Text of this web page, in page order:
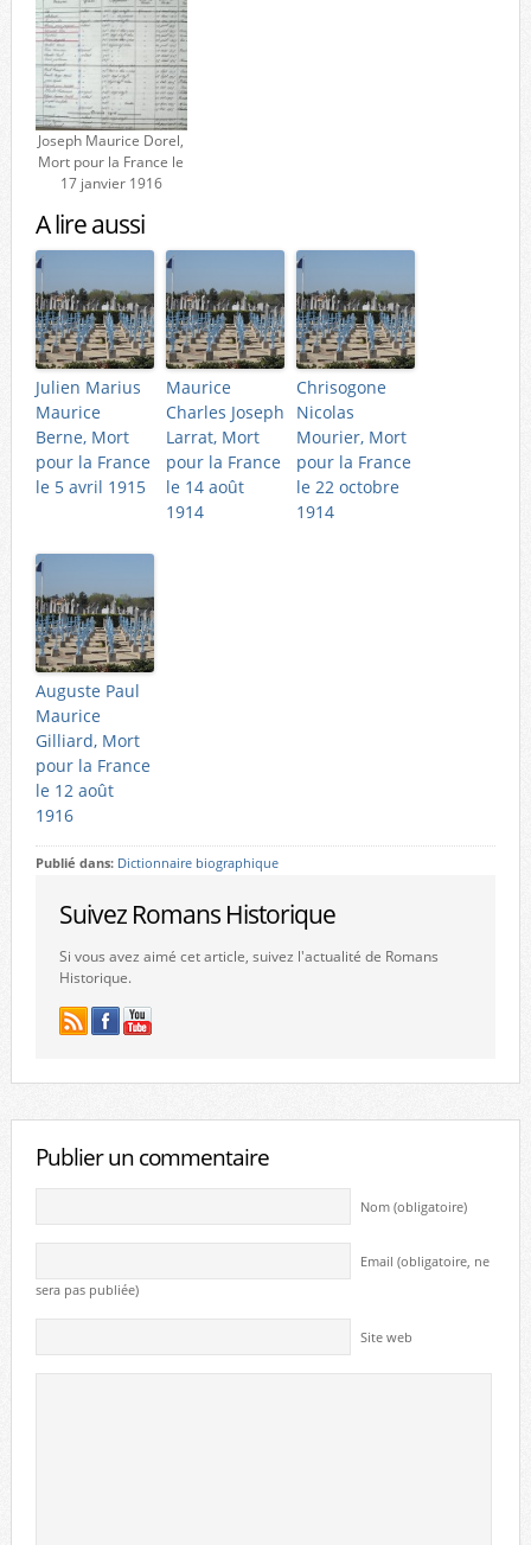
Joseph Maurice Dorel,
Mort pour la France le
17 janvier 1916
A lire aussi
Julien Marius
Maurice
Berne, Mort
pour la France
le 5 avril 1915
Maurice
Charles Joseph
Larrat, Mort
pour la France
le 14 août
1914
Chrisogone
Nicolas
Mourier, Mort
pour la France
le 22 octobre
1914
Auguste Paul
Maurice
Gilliard, Mort
pour la France
le 12 août
1916
Publié dans: Dictionnaire biographique
Suivez Romans Historique
Si vous avez aimé cet article, suivez l'actualité de Romans
Historique.
Publier un commentaire
Nom (obligatoire)
Email (obligatoire, ne
sera pas publiée)
Site web